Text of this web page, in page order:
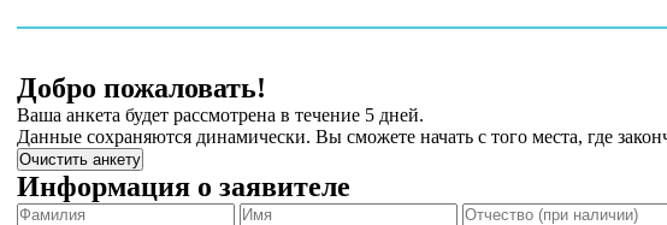
Добро пожаловать!
Ваша анкета будет рассмотрена в течение 5 дней.
Данные сохраняются динамически. Вы сможете начать с того места, где
Очистить анкету
Информация о заявителе